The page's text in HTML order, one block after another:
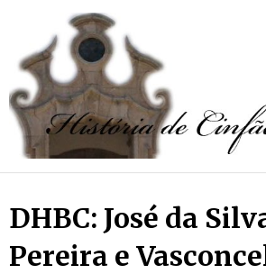
DHBC: José da
Pereira e